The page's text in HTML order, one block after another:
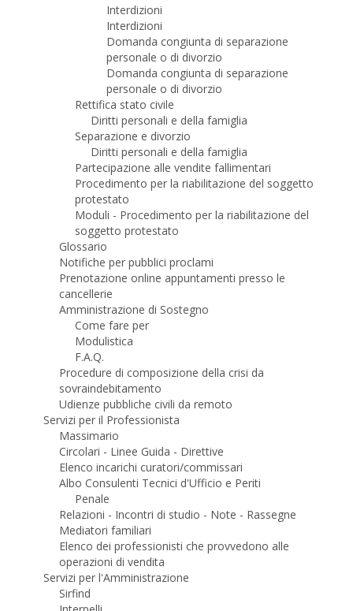
Interdizioni
Interdizioni
Domanda congiunta di separazione
personale o di divorzio
Domanda congiunta di separazione
personale o di divorzio
Rettifica stato civile
Diritti personali e della famiglia
Separazione e divorzio
Diritti personali e della famiglia
Partecipazione alle vendite fallimentari
Procedimento per la riabilitazione del soggetto
protestato
Moduli - Procedimento per la riabilitazione del
soggetto protestato
Glossario
Notifiche per pubblici proclami
Prenotazione online appuntamenti presso le
cancellerie
Amministrazione di Sostegno
Come fare per
Modulistica
F.A.Q.
Procedure di composizione della crisi da
sovraindebitamento
Udienze pubbliche civili da remoto
Servizi per il Professionista
Massimario
Circolari - Linee Guida - Direttive
Elenco incarichi curatori/commissari
Albo Consulenti Tecnici d'Ufficio e Periti
Penale
Relazioni - Incontri di studio - Note - Rassegne
Mediatori familiari
Elenco dei professionisti che provvedono alle
operazioni di vendita
Servizi per l'Amministrazione
Sirfind